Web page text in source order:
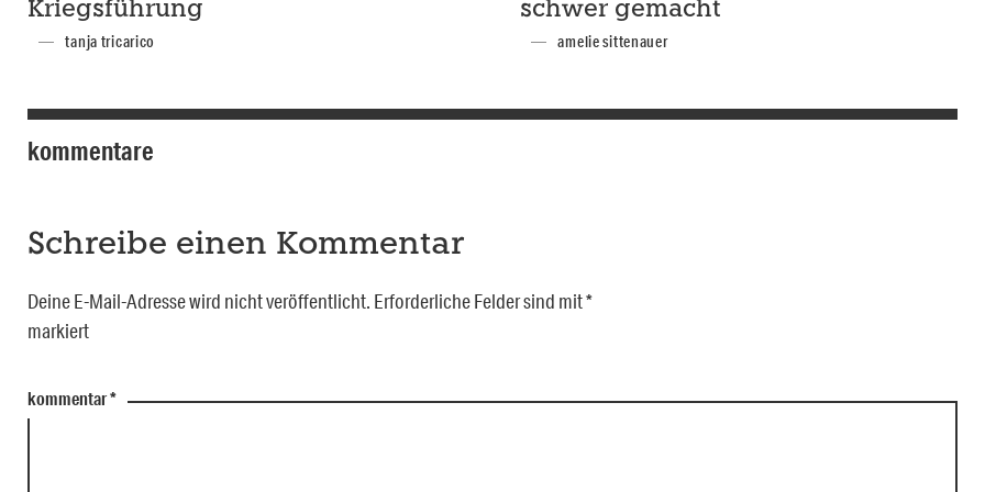
Kriegsführung
tanja tricarico
schwer gemacht
amelie sittenauer
kommentare
Schreibe einen Kommentar
Deine E-Mail-Adresse wird nicht veröffentlicht. Erforderliche Felder sind mit*
markiert
kommentar*